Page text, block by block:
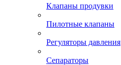
Клапаны продувки
Пилотные клапаны
Регуляторы давления
Сепараторы